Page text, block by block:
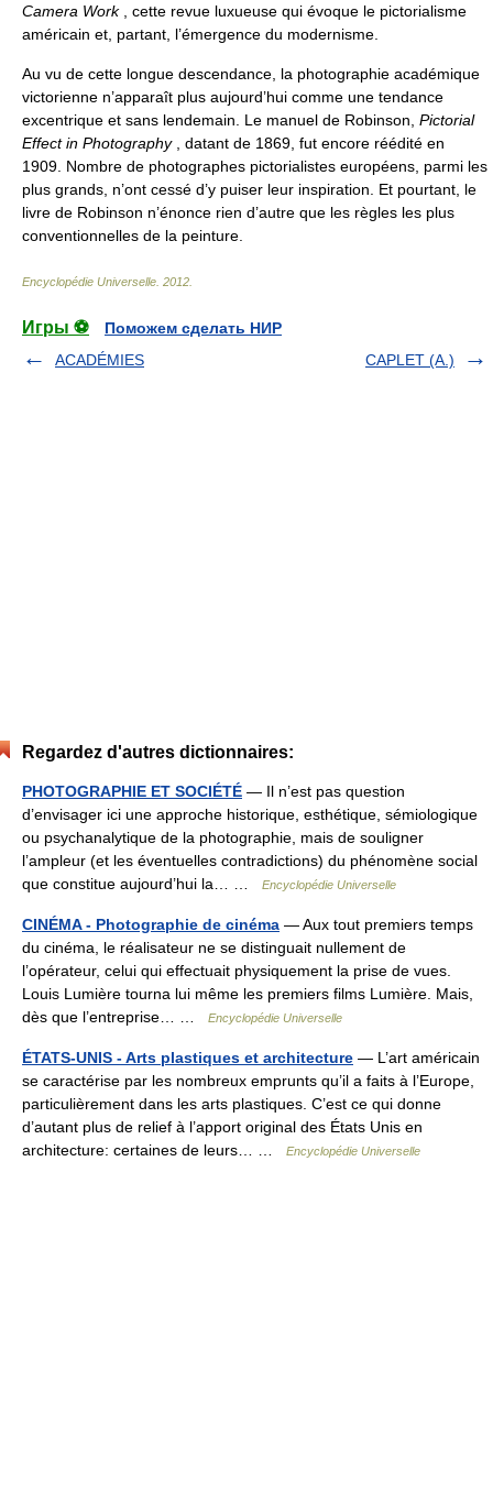
Camera Work, cette revue luxueuse qui évoque le pictorialisme
américain et, partant, l’émergence du modernisme.
Au vu de cette longue descendance, la photographie académique
victorienne n’apparaît plus aujourd’hui comme une tendance
excentrique et sans lendemain. Le manuel de Robinson, Pictorial
Effect in Photography, datant de 1869, fut encore réédité en
1909. Nombre de photographes pictorialistes européens, parmi les
plus grands, n’ont cessé d’y puiser leur inspiration. Et pourtant, le
livre de Robinson n’énonce rien d’autre que les règles les plus
conventionnelles de la peinture.
Encyclopédie Universelle 2012
Игры ⚽
Поможем сделать НИР
ACADÉMIES
CAPLET (A.)
Regardez d'autres dictionnaires:
PHOTOGRAPHIE ET SOCIÉTÉ — Il n’est pas question
d’envisager ici une approche historique, esthétique, sémiologique
ou psychanalytique de la photographie, mais de souligner
l’ampleur (et les éventuelles contradictions) du phénomène social
que constitue aujourd’hui la… …
Encyclopédie Universelle
CINÉMA - Photographie de cinéma — Aux tout premiers temps
du cinéma, le réalisateur ne se distinguait nullement de
l’opérateur, celui qui effectuait physiquement la prise de vues.
Louis Lumière tourna lui même les premiers films Lumière. Mais,
dès que l’entreprise… …
Encyclopédie Universelle
ÉTATS-UNIS - Arts plastiques et architecture — L’art américain
se caractérise par les nombreux emprunts qu’il a faits à l’Europe,
particulièrement dans les arts plastiques. C’est ce qui donne
d’autant plus de relief à l’apport original des États Unis en
architecture: certaines de leurs… …
Encyclopédie Universelle